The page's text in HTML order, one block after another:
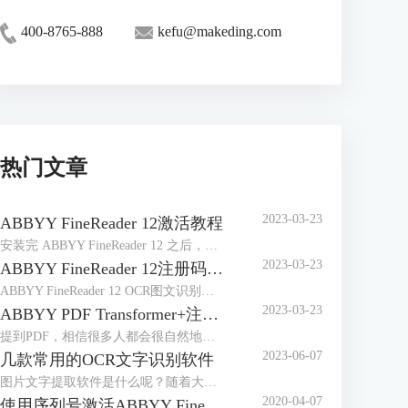
400-8765-888 kefu@makeding.com
热门文章
ABBYY FineReader 12激活教程 2023-03-23
ABBYY FineReader 12注册码-激活码-序列号地址 2023-03-23
ABBYY PDF Transformer+注册码-激活码-序列号地址 2023-03-23
几款常用的OCR文字识别软件 2023-06-07
2020-04-07